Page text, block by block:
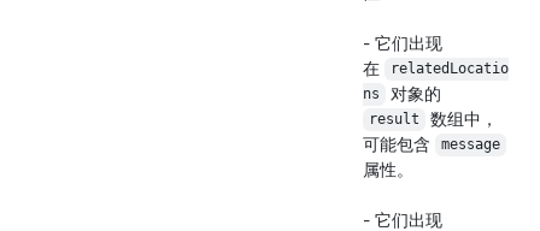
- 它们出现
在
relatedLocatio
ns
对象的
result
数组中，
可能包含
message
属性。
- 它们出现